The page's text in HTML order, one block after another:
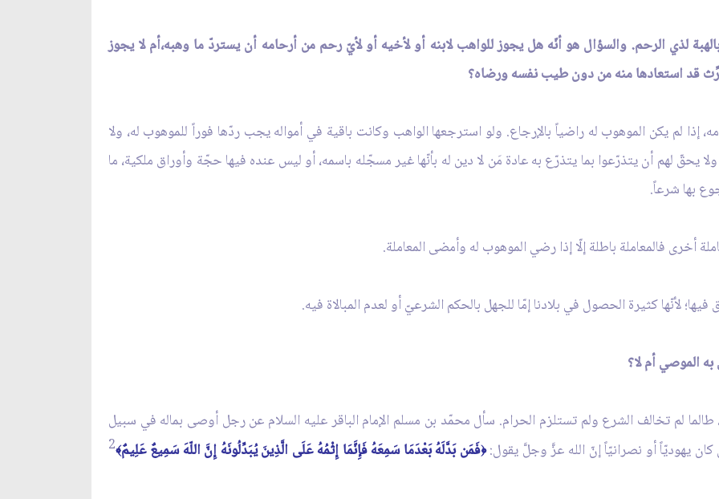
لذي الرحم. والسؤال هو أنّه هل يجوز للواهب لابنه أو لأخيه أو لأيّ رحم من أرحامه أن يستردّ ما وهبه،أم لا يجوز
قد استعادها منه من دون طيب نفسه ورضاه؟
إذا لم يكن الموهوب له راضياً بالإرجاع. ولو استرجعها الواهب وكانت باقية في أمواله يجب ردّها فوراً للموهوب له، ولا
يحقّ لهم أن يتذرّعوا بما يتذرّع به عادة مَن لا دين له بأنّها غير مسجّله باسمه، أو ليس عنده فيها حجّة وأوراق ملكية، ما
بها شرعاً.
أخرى فالمعاملة باطلة إلّا إذا رضي الموهوب له وأمضى المعاملة.
لأنّها كثيرة الحصول في بلادنا إمّا للجهل بالحكم الشرعيّ أو لعدم المبالاة فيه.
لم تخالف الشرع ولم تستلزم الحرام. سأل محمّد بن مسلم الإمام الباقر عليه السلام عن رجل أوصى بماله في سبيل
يهوديّاً أو نصرانيّاً إنّ الله عزَّ وجلَّ يقول: ﴿فَمَن بَدَّلَهُ بَعْدَمَا سَمِعَهُ فَإِنَّمَا إِثْمُهُ عَلَى الَّذِينَ يُبَدِّلُونَهُ إِنَّ اللّهَ سَمِيعٌ عَلِيمٌ﴾2